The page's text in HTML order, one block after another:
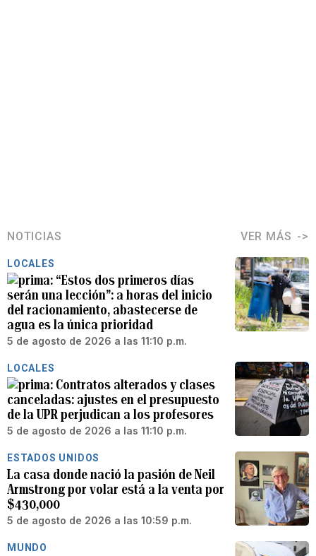
NOTICIAS VER MÁS
LOCALES
“Estos dos primeros días
serán una lección”: a horas del inicio
del racionamiento, abastecerse de
agua es la única prioridad
5 de agosto de 2026 a las 11:10 p.m.
LOCALES
Contratos alterados y clases
canceladas: ajustes en el presupuesto
de la UPR perjudican a los profesores
5 de agosto de 2026 a las 11:10 p.m.
ESTADOS UNIDOS
La casa donde nació la pasión de Neil
Armstrong por volar está a la venta por
$430,000
5 de agosto de 2026 a las 10:59 p.m.
MUNDO